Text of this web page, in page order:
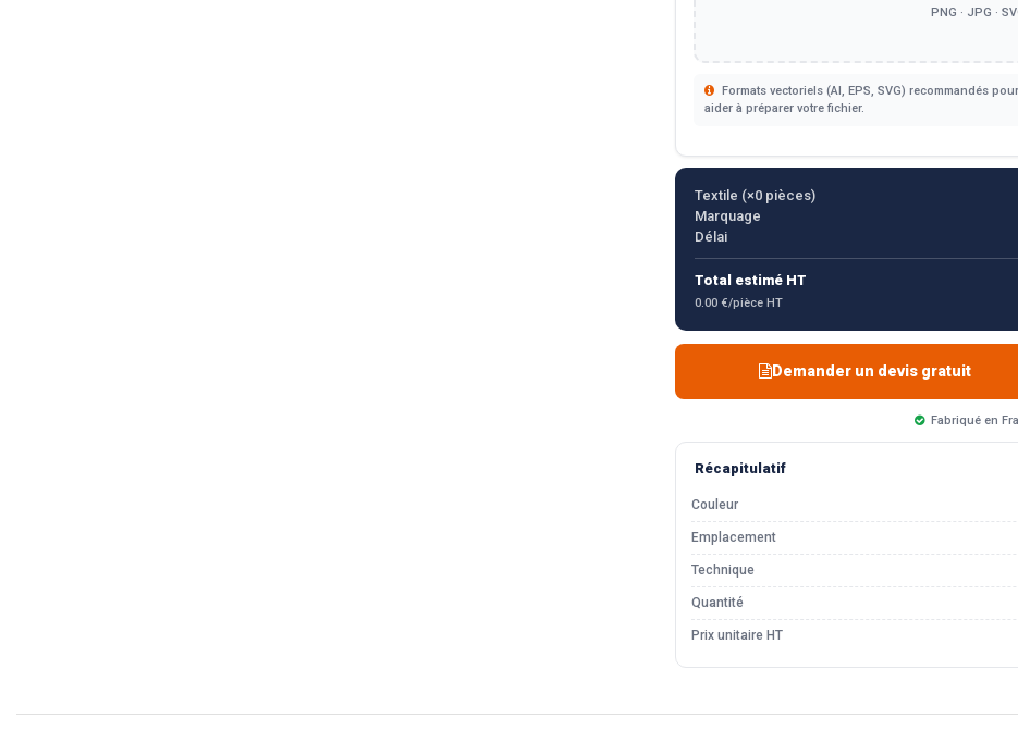
PNG · JPG ·
Formats vectoriels (AI, EPS, SVG) recommandés
aider à préparer votre fichier.
Textile (×0pièces)
Marquage
Délai
Total estimé HT
0.00 €/pièce HT
Demander un devis gratuit
Fabriqué en
Récapitulatif
Couleur
Emplacement
Technique
Quantité
Prix unitaire HT